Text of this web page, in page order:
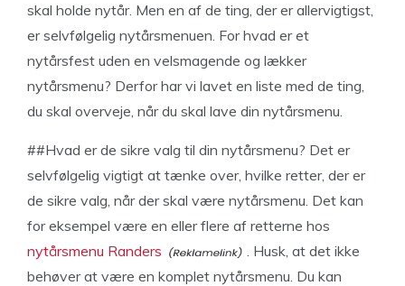
skal holde nytår. Men en af de ting, der er allervigtigst,
er selvfølgelig nytårsmenuen. For hvad er et
nytårsfest uden en velsmagende og lækker
nytårsmenu? Derfor har vi lavet en liste med de ting,
du skal overveje, når du skal lave din nytårsmenu.
##Hvad er de sikre valg til din nytårsmenu? Det er
selvfølgelig vigtigt at tænke over, hvilke retter, der er
de sikre valg, når der skal være nytårsmenu. Det kan
for eksempel være en eller flere af retterne hos
nytårsmenu Randers
. Husk, at det ikke
behøver at være en komplet nytårsmenu. Du kan